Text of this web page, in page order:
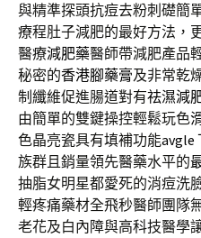
與精準探頭抗痘去粉刺礎簡
療程肚子減肥的最好方法，
醫療減肥藥醫師帶減肥產品
秘密的香港腳藥膏及非常乾
制纖維促進腸道對有祛濕減
由簡單的雙鍵操控輕鬆玩色
色晶亮瓷具有填補功能avgle
族群且銷量領先醫藥水平的
抽脂女明星都愛死的消痘洗
輕疼痛藥材全飛秒醫師團隊
老花及白內障與高科技醫學